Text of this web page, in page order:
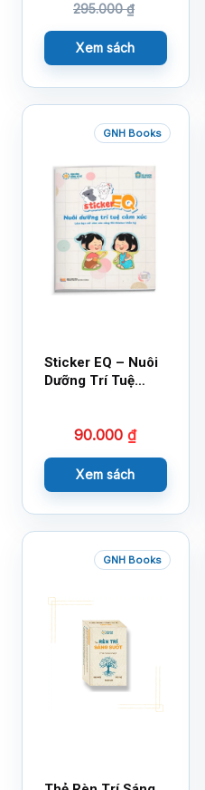
295.000₫
Xem sách
GNH Books
Sticker EQ – Nuôi
Dưỡng Trí Tuệ
Cùng 150 Sticker
90.000₫
Xem sách
GNH Books